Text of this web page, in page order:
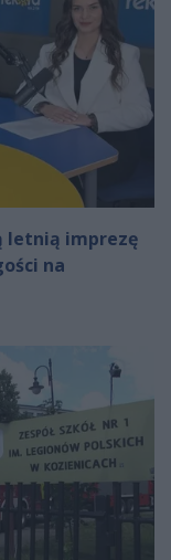
letnią imprezę
na